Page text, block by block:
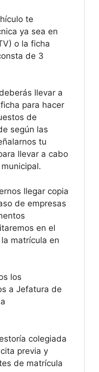
te
ya sea en
o la ficha
de 3
llevar a
para hacer
de
según las
tu
llevar a cabo
llegar copia
de empresas
en el
matrícula en
los
a Jefatura de
colegiada
previa y
de matrícula